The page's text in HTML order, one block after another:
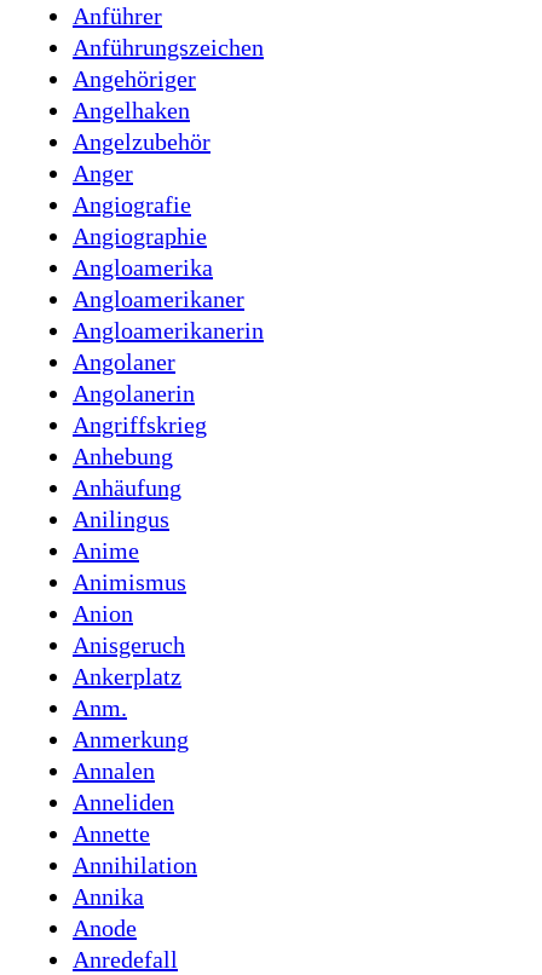
Anführer
Anführungszeichen
Angehöriger
Angelhaken
Angelzubehör
Anger
Angiografie
Angiographie
Angloamerika
Angloamerikaner
Angloamerikanerin
Angolaner
Angolanerin
Angriffskrieg
Anhebung
Anhäufung
Anilingus
Anime
Animismus
Anion
Anisgeruch
Ankerplatz
Anm.
Anmerkung
Annalen
Anneliden
Annette
Annihilation
Annika
Anode
Anredefall